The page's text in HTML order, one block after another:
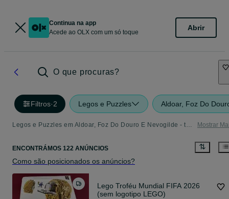
Continua na app
Acede ao OLX com um só toque
Abrir
O que procuras?
Filtros·2 Legos e Puzzles Aldoar, Foz Do
Legos e Puzzles em Aldoar, Foz Do Douro E Nevogilde - tudo o que precisa Mostrar
ENCONTRÁMOS 122 ANÚNCIOS
Como são posicionados os anúncios?
Lego Troféu Mundial FIFA 2026
(sem logotipo LEGO)